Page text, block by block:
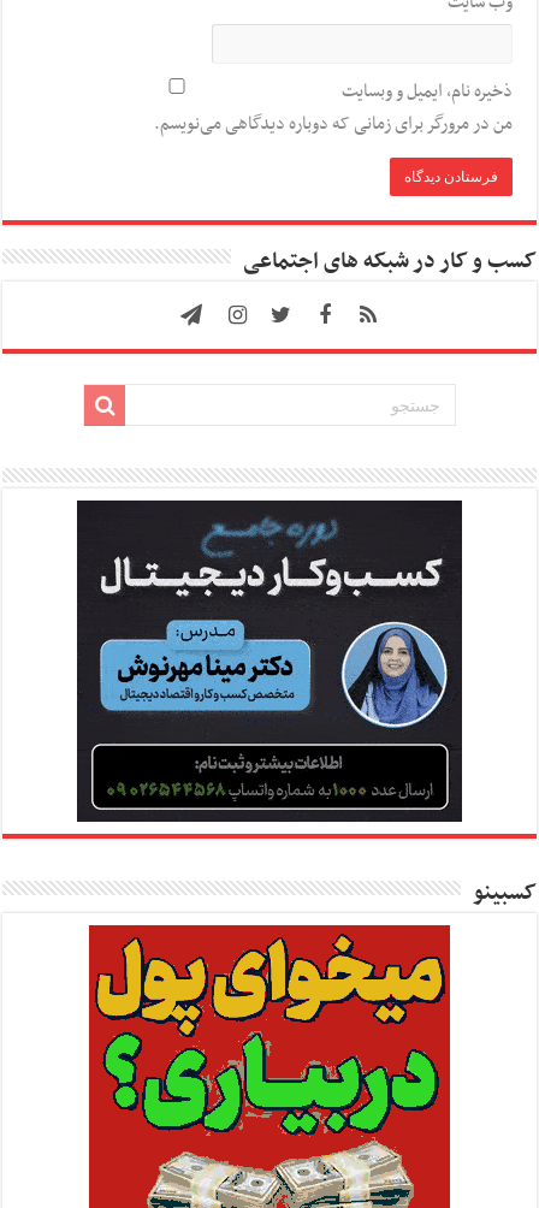
ذخیره نام، ایمیل و وبسایت
من در مرورگر برای زمانی که دوباره دیدگاهی می‌نویسم.
کسب و کار در شبکه های اجتماعی
کسبینو